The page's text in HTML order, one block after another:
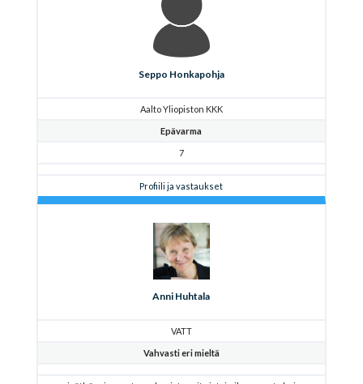
Seppo Honkapohja
Aalto Yliopiston KKK
Epävarma
7
Profiili ja vastaukset
Anni Huhtala
VATT
Vahvasti eri mieltä